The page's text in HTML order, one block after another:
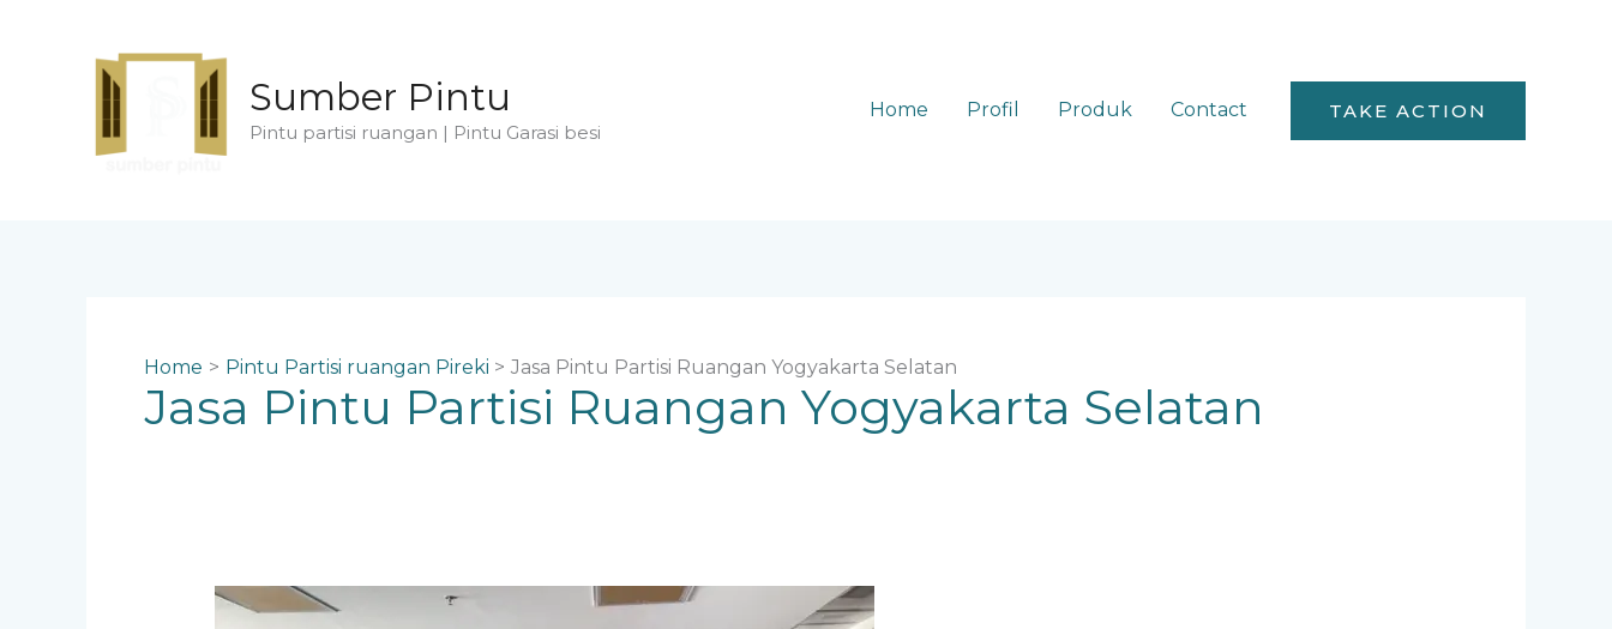
Sumber Pintu
Pintu partisi ruangan | Pintu Garasi besi
Home Profil Produk Contact TAKE ACTION
Home Pintu Partisi ruangan Pireki Jasa Pintu Partisi Ruangan Yogyakarta Selatan
Jasa Pintu Partisi Ruangan Yogyakarta Selatan
Kelebihan